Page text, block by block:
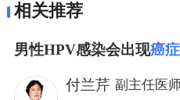
相关推荐
男性HPV感染会出现癌症
付兰芹 副主任医师